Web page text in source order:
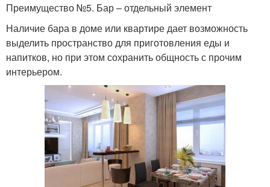
Преимущество №5. Бар – отдельный элемент
Наличие бара в доме или квартире дает возможность
выделить пространство для приготовления еды и
напитков, но при этом сохранить общность с прочим
интерьером.